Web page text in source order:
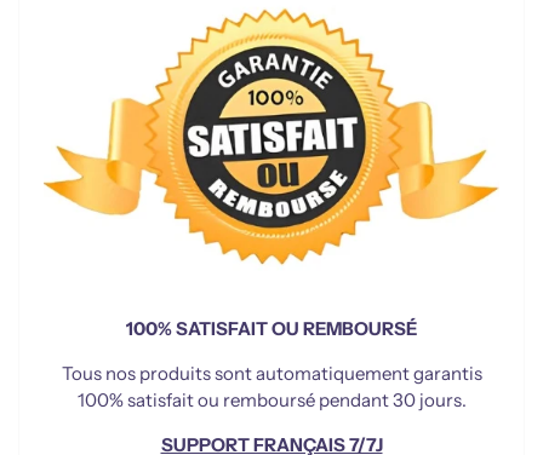
100% SATISFAIT OU REMBOURSÉ
Tous nos produits sont automatiquement garantis
100% satisfait ou remboursé pendant 30 jours.
SUPPORT FRANÇAIS 7/7J